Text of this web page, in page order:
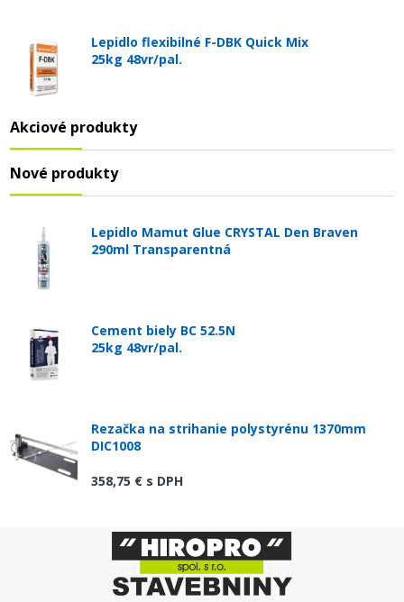
Lepidlo flexibilné F-DBK Quick Mix
25kg 48vr/pal.
Akciové produkty
Nové produkty
Lepidlo Mamut Glue CRYSTAL Den Braven
290ml Transparentná
Cement biely BC 52.5N
25kg 48vr/pal.
Rezačka na strihanie polystyrénu 1370mm
DIC1008
358,75 € s DPH